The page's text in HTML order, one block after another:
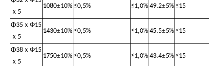
ｘ 5
1080±10% ≤0,5% ≤1,0% 49.2±5% ≤15
Φ35 ｘ Φ15
ｘ 5
1430±10% ≤0,5% ≤1,0% 45.5±5% ≤15
Φ38 ｘ Φ15
ｘ 5
1750±10% ≤0,5% ≤1,0% 43.4±5% ≤15